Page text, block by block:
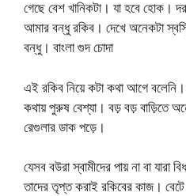
গেছে বেশ খানিকটা। যা হবে হোক।
আমার বন্ধু রকিব। দেখে অনেকটা
বন্ধু। বাংলা গুদ চোদা
এই রকিব নিয়ে কটা কথা আগে
কথায় পুরুষ বেশ্যা। বড় বড় বাড়িতে
রেগুলার ডাক পড়ে।
যেসব বউরা স্বামীদের পায় না বা যারা
তাদের তৃপ্ত করাই রকিবের কাজ।